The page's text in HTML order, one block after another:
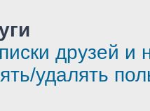
друзей и
удалять